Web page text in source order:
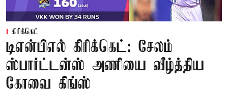
கிரிக்கெட்
டிஎன்பிஎல் கிரிக்கெட்: சேலம்
ஸ்பார்ட்டன்ஸ் அணியை வீழ்த்திய
கோவை கிங்ஸ்